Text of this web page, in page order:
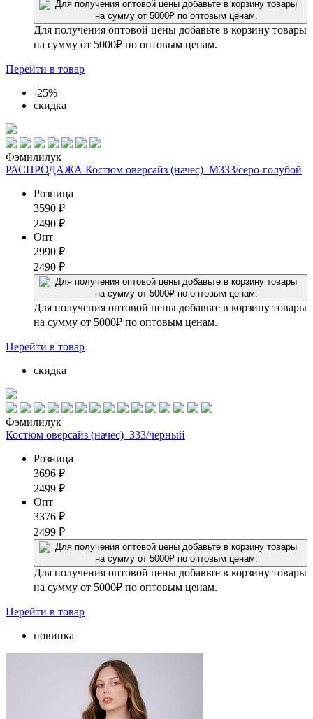
Для получения оптовой цены добавьте в корзину товары
на сумму от 5000₽ по оптовым ценам.
Перейти в товар
-25%
скидка
Фэмилилук
РАСПРОДАЖА Костюм оверсайз (начес)_М333/серо-голубой
Розница
3590 ₽
2490 ₽
Опт
2990 ₽
2490 ₽
Для получения оптовой цены добавьте в корзину товары
на сумму от 5000₽ по оптовым ценам.
Перейти в товар
скидка
Фэмилилук
Костюм оверсайз (начес)_333/черный
Розница
3696 ₽
2499 ₽
Опт
3376 ₽
2499 ₽
Для получения оптовой цены добавьте в корзину товары
на сумму от 5000₽ по оптовым ценам.
Перейти в товар
новинка